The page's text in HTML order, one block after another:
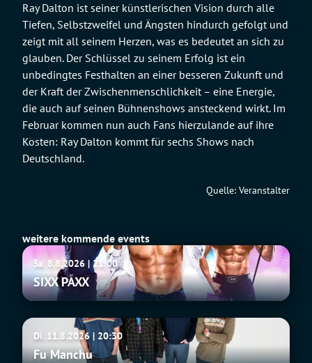
Ray Dalton ist seiner künstlerischen Vision durch alle
Tiefen, Selbstzweifel und Ängsten hindurch gefolgt und
zeigt mit all seinem Herzen, was es bedeutet an sich zu
glauben. Der Schlüssel zu seinem Erfolg ist ein
unbedingtes Festhalten an einer besseren Zukunft und
der Kraft der Zwischenmenschlichkeit – eine Energie,
die auch auf seinen Bühnenshows ansteckend wirkt. Im
Februar kommen nun auch Fans hierzulande auf ihre
Kosten: Ray Dalton kommt für sechs Shows nach
Deutschland.
Quelle: Veranstalter
weitere kommende events
SIXX
PAXXSa. 8.8.2026 | 21:00
SIXX PAXX
Fu
Manchu
Di. 11.8.2026 | 20:30
Fu Manchu